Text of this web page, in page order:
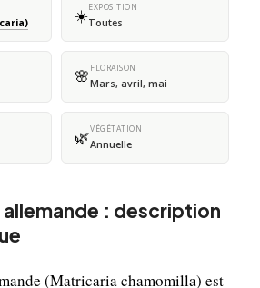
☀️EXPOSITION
Toutes
🌸 FLORAISON
Mars, avril, mai
🌿VÉGÉTATION
Annuelle
: description
(Matricaria chamomilla) est